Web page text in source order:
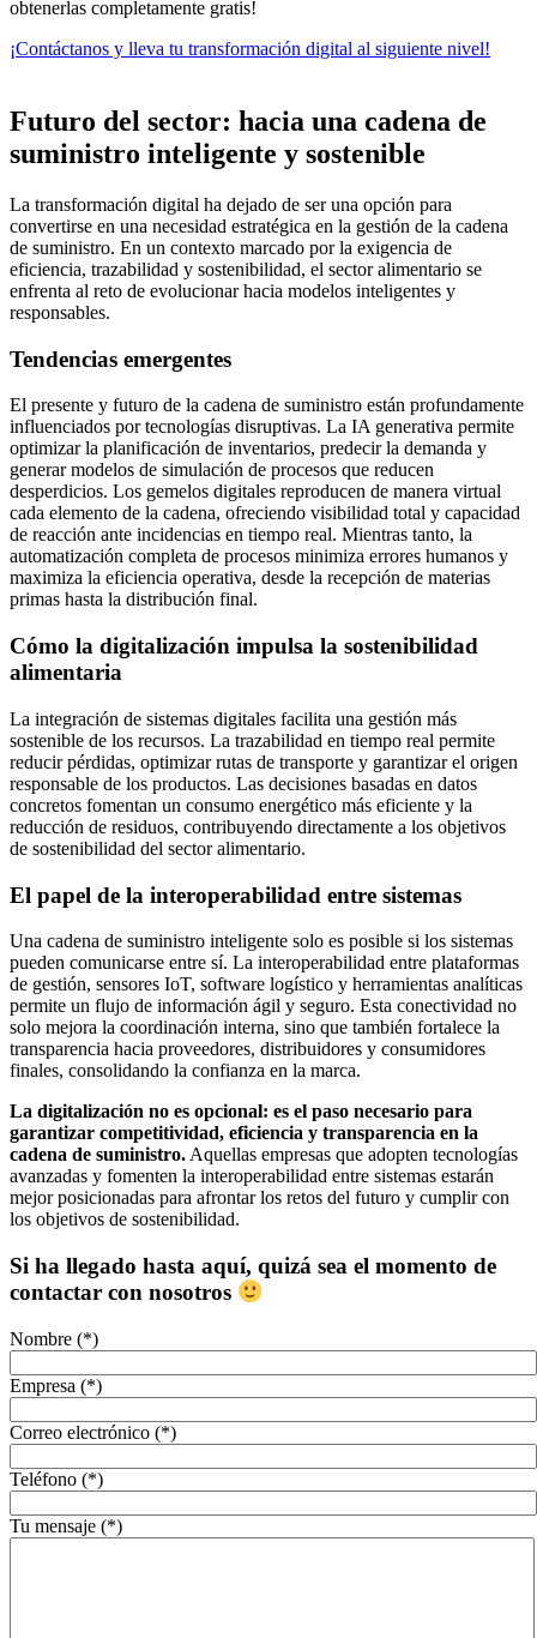
obtenerlas completamente gratis!
¡Contáctanos y lleva tu transformación digital al siguiente nivel!
Futuro del sector: hacia una cadena de
suministro inteligente y sostenible
La transformación digital ha dejado de ser una opción para
convertirse en una necesidad estratégica en la gestión de la cadena
de suministro. En un contexto marcado por la exigencia de
eficiencia, trazabilidad y sostenibilidad, el sector alimentario se
enfrenta al reto de evolucionar hacia modelos inteligentes y
responsables.
Tendencias emergentes
El presente y futuro de la cadena de suministro están profundamente
influenciados por tecnologías disruptivas. La IA generativa permite
optimizar la planificación de inventarios, predecir la demanda y
generar modelos de simulación de procesos que reducen
desperdicios. Los gemelos digitales reproducen de manera virtual
cada elemento de la cadena, ofreciendo visibilidad total y capacidad
de reacción ante incidencias en tiempo real. Mientras tanto, la
automatización completa de procesos minimiza errores humanos y
maximiza la eficiencia operativa, desde la recepción de materias
primas hasta la distribución final.
Cómo la digitalización impulsa la sostenibilidad
alimentaria
La integración de sistemas digitales facilita una gestión más
sostenible de los recursos. La trazabilidad en tiempo real permite
reducir pérdidas, optimizar rutas de transporte y garantizar el origen
responsable de los productos. Las decisiones basadas en datos
concretos fomentan un consumo energético más eficiente y la
reducción de residuos, contribuyendo directamente a los objetivos
de sostenibilidad del sector alimentario.
El papel de la interoperabilidad entre sistemas
Una cadena de suministro inteligente solo es posible si los sistemas
pueden comunicarse entre sí. La interoperabilidad entre plataformas
de gestión, sensores IoT, software logístico y herramientas analíticas
permite un flujo de información ágil y seguro. Esta conectividad no
solo mejora la coordinación interna, sino que también fortalece la
transparencia hacia proveedores, distribuidores y consumidores
finales, consolidando la confianza en la marca.
La digitalización no es opcional: es el paso necesario para
garantizar competitividad, eficiencia y transparencia en la
cadena de suministro. Aquellas empresas que adopten tecnologías
avanzadas y fomenten la interoperabilidad entre sistemas estarán
mejor posicionadas para afrontar los retos del futuro y cumplir con
los objetivos de sostenibilidad.
Si ha llegado hasta aquí, quizá sea el momento de
contactar con nosotros
Nombre (*)
Empresa (*)
Correo electrónico (*)
Teléfono (*)
Tu mensaje (*)